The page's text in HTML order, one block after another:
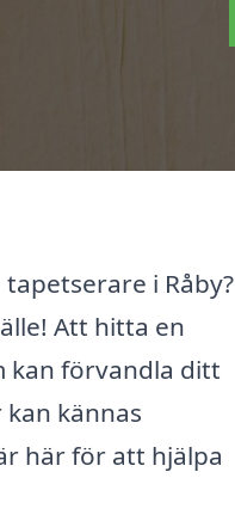
i Råby?
Att hitta en
kan förvandla ditt
kännas
här för att hjälpa